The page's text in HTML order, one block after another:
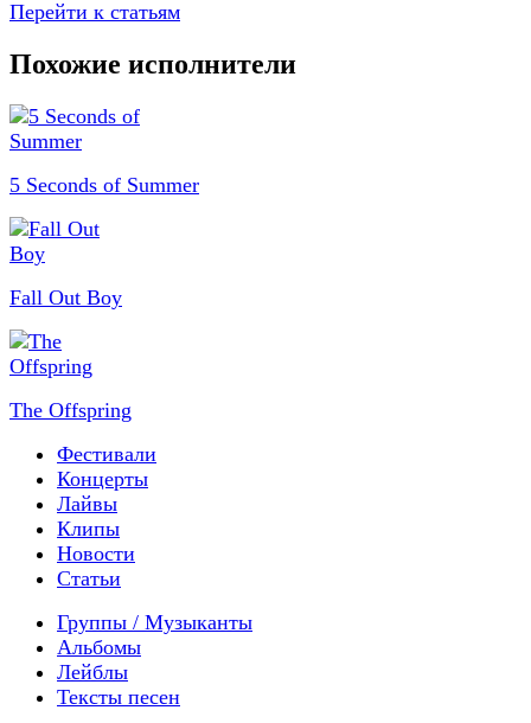
Перейти к статьям
Похожие исполнители
5 Seconds of Summer
Fall Out Boy
The Offspring
Фестивали
Концерты
Лайвы
Клипы
Новости
Статьи
Группы / Музыканты
Альбомы
Лейблы
Тексты песен